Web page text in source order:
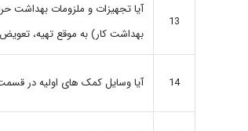
13
آیا تجهیزات و ملزومات بهداشت
بهداشت کار) به موقع تهیه،
14 آیا وسایل کمک های اولیه در